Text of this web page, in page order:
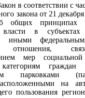
в соответствии с
закона от 21
общих принципах
в субъектах
иными
отношения,
мер
категориям
парковками
на
пользования